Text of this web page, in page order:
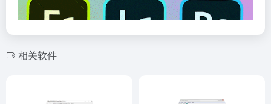
相关软件